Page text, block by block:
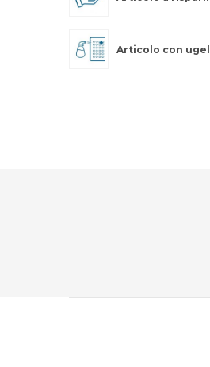
Articolo con